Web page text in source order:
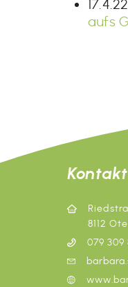
aufs
Kontakt
8112
079 309